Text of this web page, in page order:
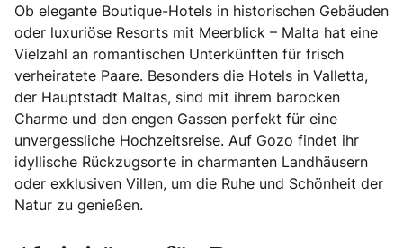
Ob elegante Boutique-Hotels in historischen Gebäuden
oder luxuriöse Resorts mit Meerblick – Malta hat eine
Vielzahl an romantischen Unterkünften für frisch
verheiratete Paare. Besonders die Hotels in Valletta,
der Hauptstadt Maltas, sind mit ihrem barocken
Charme und den engen Gassen perfekt für eine
unvergessliche Hochzeitsreise. Auf Gozo findet ihr
idyllische Rückzugsorte in charmanten Landhäusern
oder exklusiven Villen, um die Ruhe und Schönheit der
Natur zu genießen.